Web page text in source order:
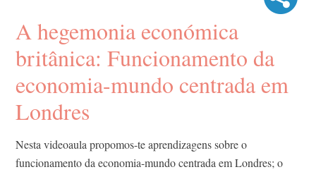
A hegemonia económica
britânica: Funcionamento da
economia-mundo centrada em
Londres
Nesta videoaula propomos-te aprendizagens sobre o
funcionamento da economia-mundo centrada em Londres; o